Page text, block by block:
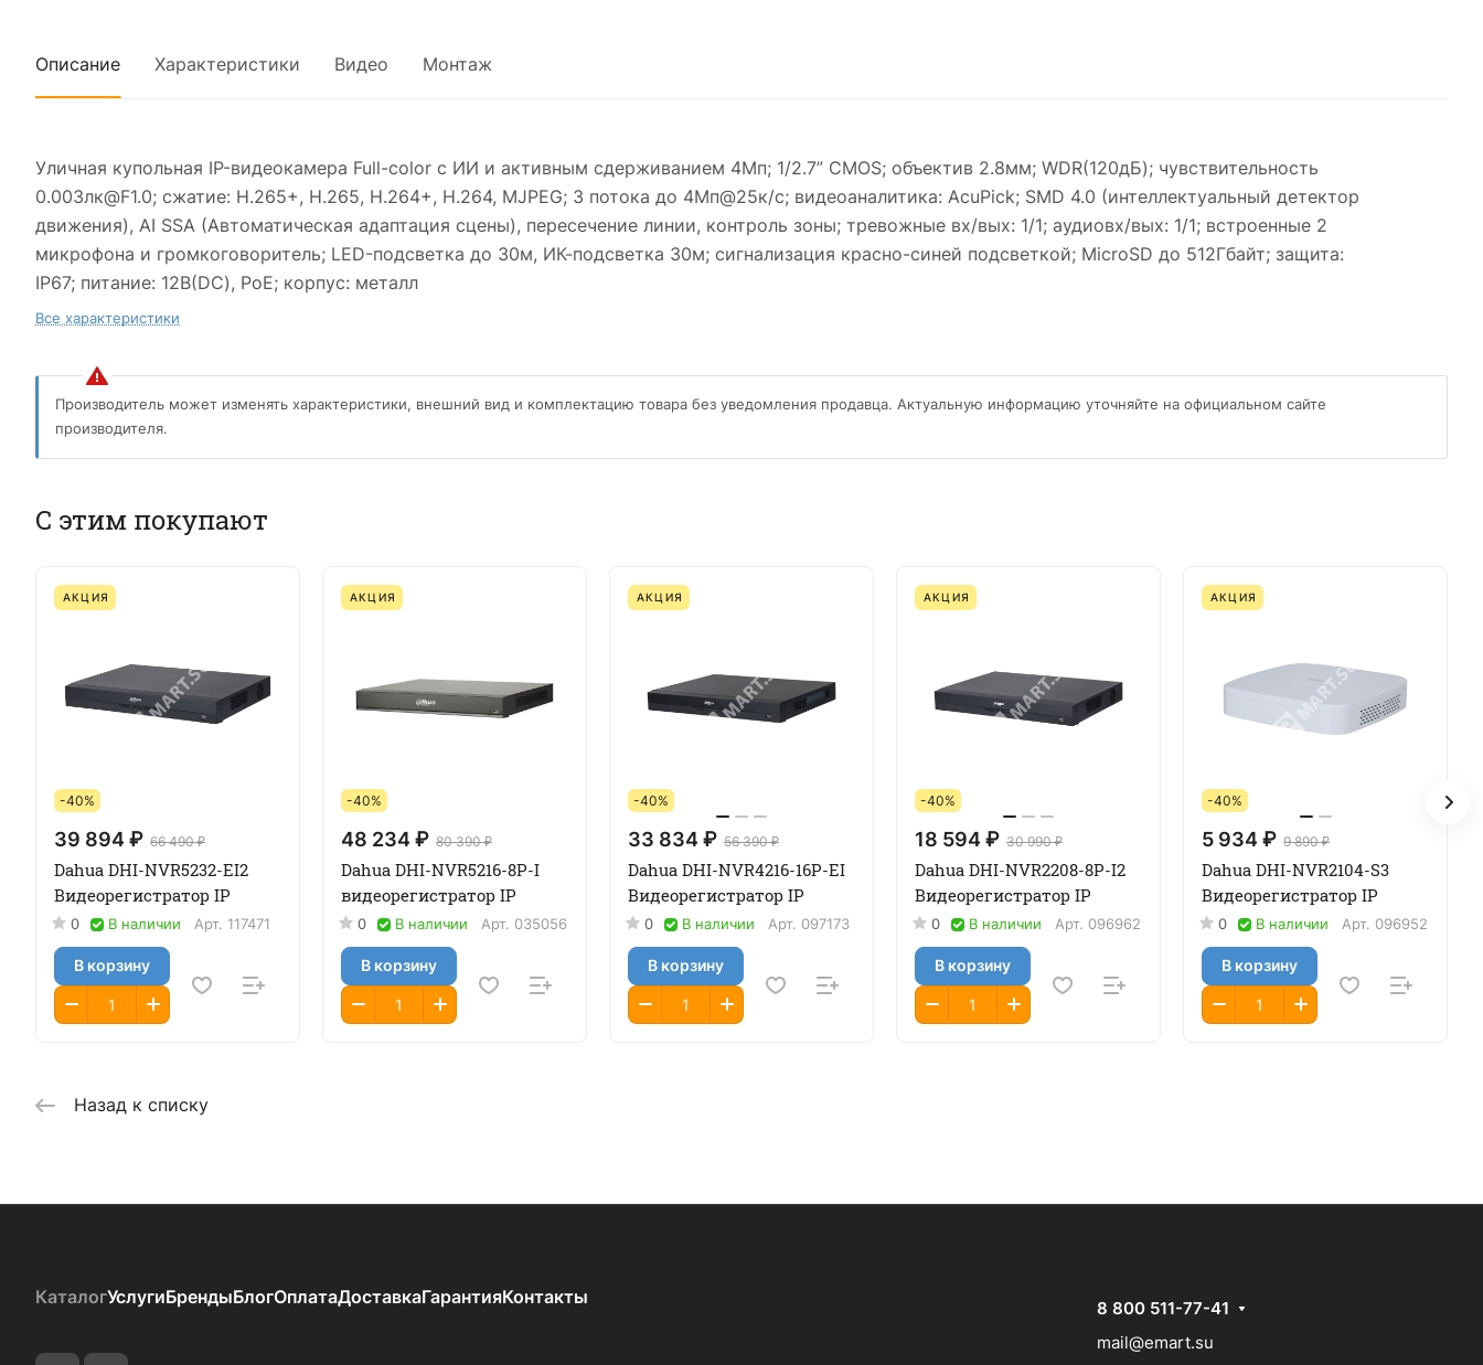
Описание Характеристики Видео Монтаж
Уличная купольная IP-видеокамера Full-color с ИИ и активным сдерживанием 4Мп; 1/2.7” CMOS; объектив 2.8мм; WDR(120дБ); чувствительность
0.003лк@F1.0; сжатие: H.265+, H.265, H.264+, H.264, MJPEG; 3 потока до 4Мп@25к/с; видеоаналитика: AcuPick; SMD 4.0 (интеллектуальный детектор
движения), AI SSA (Автоматическая адаптация сцены), пересечение линии, контроль зоны; тревожные вх/вых: 1/1; аудиовх/вых: 1/1; встроенные 2
микрофона и громкоговоритель; LED-подсветка до 30м, ИК-подсветка 30м; сигнализация красно-синей подсветкой; MicroSD до 512Гбайт; защита:
IP67; питание: 12В(DC), PoE; корпус: металл
Все характеристики
Производитель может изменять характеристики, внешний вид и комплектацию товара без уведомления продавца. Актуальную информацию уточняйте на официальном сайте
производителя.
С этим покупают
АКЦИЯ
-40%
39 894 ₽ 66 490 ₽
Dahua DHI-NVR5232-EI2
Видеорегистратор IP
0 В наличии Арт. 117471
В корзину
АКЦИЯ
-40%
48 234 ₽ 80 390 ₽
Dahua DHI-NVR5216-8P-I
видеорегистратор IP
0 В наличии Арт. 035056
В корзину
АКЦИЯ
-40%
33 834 ₽ 56 390 ₽
Dahua DHI-NVR4216-16P-EI
Видеорегистратор IP
0 В наличии Арт. 097173
В корзину
АКЦИЯ
-40%
18 594 ₽ 30 990 ₽
Dahua DHI-NVR2208-8P-I2
Видеорегистратор IP
0 В наличии Арт. 096962
В корзину
АКЦИЯ
-40%
5 934 ₽ 9 890 ₽
Dahua DHI-NVR2104-S3
Видеорегистратор IP
0 В наличии Арт. 096952
В корзину
Назад к списку
КаталогУслугиБрендыБлогОплатаДоставкаГарантияКонтакты
8 800 511-77-41
mail@emart.su